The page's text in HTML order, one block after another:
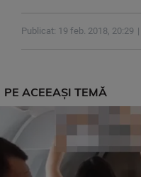
Publicat: 19 feb. 2018, 20:29
PE ACEEAȘI TEMĂ